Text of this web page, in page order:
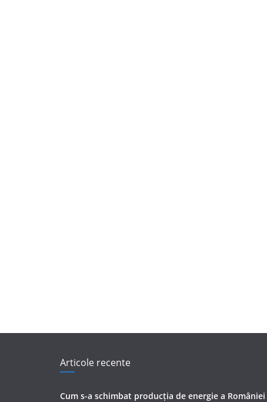
Articole recente
Cum s-a schimbat producția de energie a